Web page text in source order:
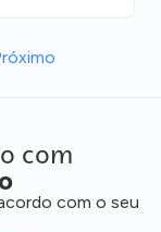
com
com o seu